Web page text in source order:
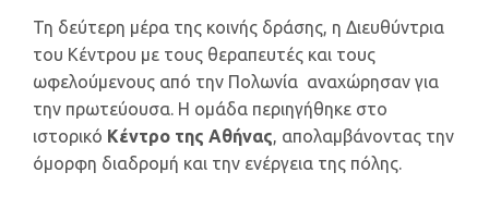
Τη δεύτερη μέρα της κοινής δράσης, η Διευθύντρια
του Κέντρου με τους θεραπευτές και τους
ωφελούμενους από την Πολωνία αναχώρησαν για
την πρωτεύουσα. Η ομάδα περιηγήθηκε στο
ιστορικό Κέντρο της Αθήνας, απολαμβάνοντας την
όμορφη διαδρομή και την ενέργεια της πόλης.